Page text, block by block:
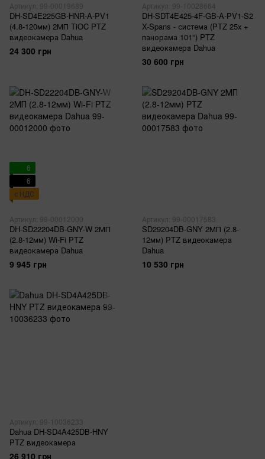
Артикул: 99-00019689
DH-SD4E225GB-HNR-A-PV1
(4.8-120мм) 2МП TiOC PTZ
видеокамера Dahua
24 300 грн
Артикул: 99-10028664
DH-SDT4E425-4F-GB-A-PV1-S2
X-Spans - система (PTZ 25х +
панорама 101°) PTZ
видеокамера Dahua
30 600 грн
6
6
с НДС
Артикул: 99-00012000
DH-SD22204DB-GNY-W 2МП
(2.8-12мм) Wi-Fi PTZ
видеокамера Dahua
9 945 грн
Артикул: 99-00017583
SD29204DB-GNY 2МП (2.8-
12мм) PTZ видеокамера
Dahua
10 530 грн
Артикул: 99-10036233
Dahua DH-SD4A425DB-HNY
PTZ видеокамера
26 910 грн